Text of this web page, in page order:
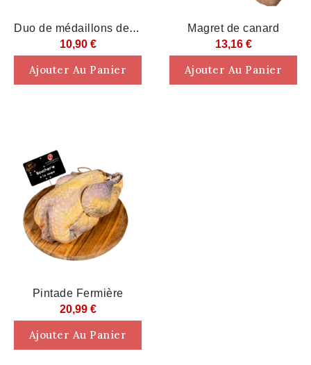
Duo de médaillons de foie gras
10,90 €
Ajouter Au Panier
Magret de canard
13,16 €
Ajouter Au Panier
Pintade Fermière
20,99 €
Ajouter Au Panier